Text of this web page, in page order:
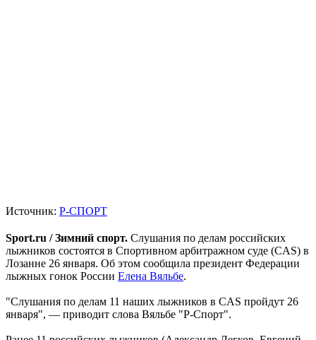
Источник: Р-СПОРТ
Sport.ru / Зимний спорт. Слушания по делам российских
лыжников состоятся в Спортивном арбитражном суде (CAS) в
Лозанне 26 января. Об этом сообщила президент Федерации
лыжных гонок России Елена Вяльбе.
"Слушания по делам 11 наших лыжников в CAS пройдут 26
января", — приводит слова Вяльбе "Р-Спорт".